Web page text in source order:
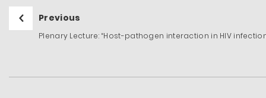
Previous
Plenary Lecture: “Host-pathogen interaction in HIV